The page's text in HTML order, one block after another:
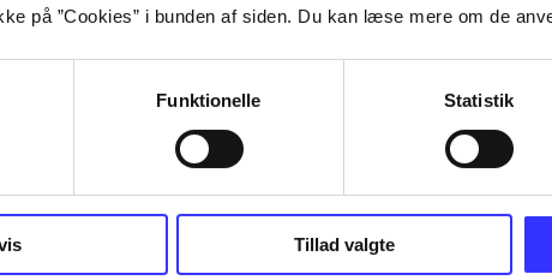
på ”Cookies” i bunden af siden. Du kan læse mere om de
Funktionelle Statistik
Tillad valgte